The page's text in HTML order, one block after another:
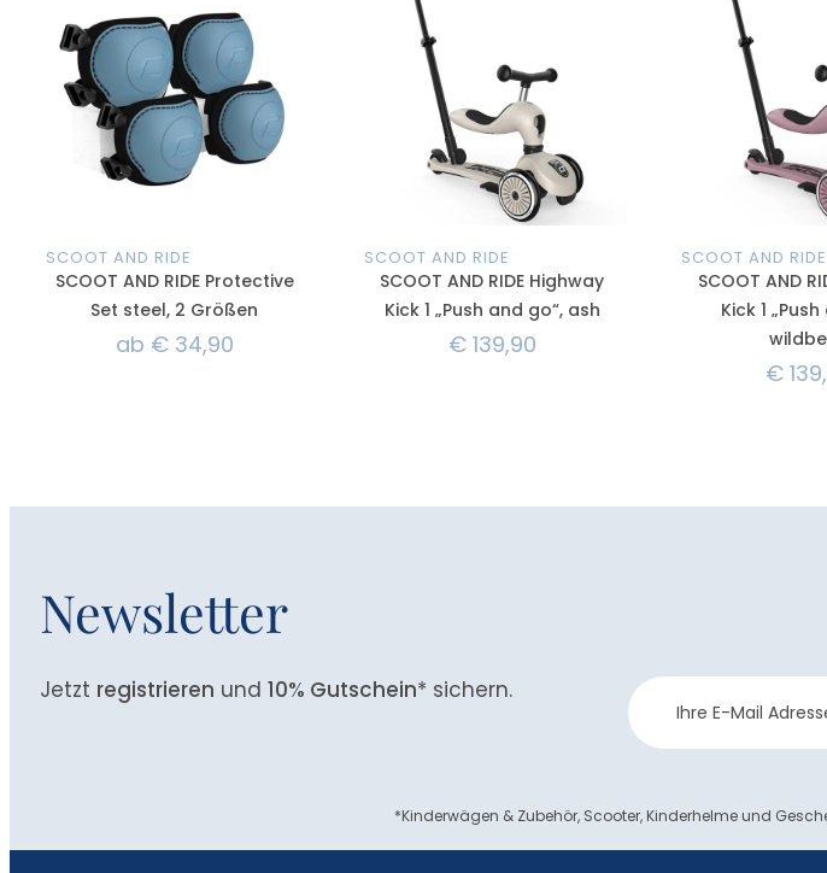
SCOOT AND RIDE
SCOOT AND RIDE Protective
Set steel, 2 Größen
ab €34,90
SCOOT AND RIDE
SCOOT AND RIDE Highway
Kick 1 „Push and go“, ash
€139,90
SCOOT AND RIDE
SCOOT AND
Kick 1
€
Newsletter
Jetzt registrieren und 10% Gutschein* sichern.
Newsletter
Anmeldung
*Kinderwägen & Zubehör, Scooter, Kinderhelme und